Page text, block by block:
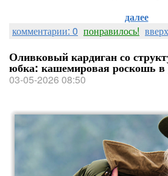
далее
комментарии: 0 понравилось!
Оливковый кардиган со
юбка: кашемировая роскошь в
03-05-2026 08:50